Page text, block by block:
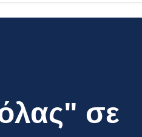
σε